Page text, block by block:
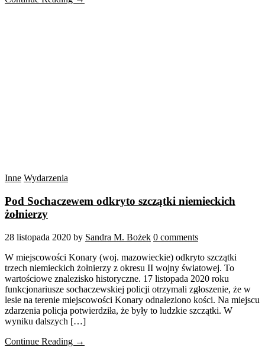
Inne Wydarzenia
Pod Sochaczewem odkryto szczątki niemieckich
żołnierzy
28 listopada 2020 by Sandra M. Bożek 0 comments
W miejscowości Konary (woj. mazowieckie) odkryto szczątki
trzech niemieckich żołnierzy z okresu II wojny światowej. To
wartościowe znalezisko historyczne. 17 listopada 2020 roku
funkcjonariusze sochaczewskiej policji otrzymali zgłoszenie, że w
lesie na terenie miejscowości Konary odnaleziono kości. Na miejscu
zdarzenia policja potwierdziła, że były to ludzkie szczątki. W
wyniku dalszych […]
Continue Reading →